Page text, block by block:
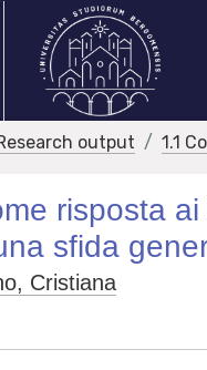
output 1.1
risposta
sfida
Cristiana